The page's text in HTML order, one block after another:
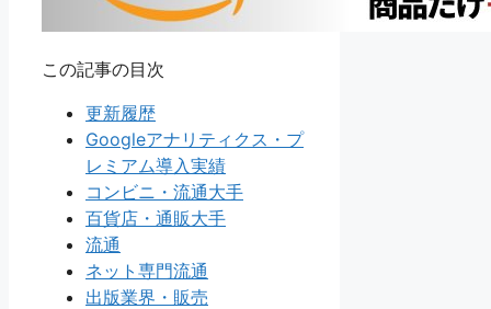
この記事の目次
更新履歴
Googleアナリティクス・プ
レミアム導入実績
コンビニ・流通大手
百貨店・通販大手
流通
ネット専門流通
出版業界・販売